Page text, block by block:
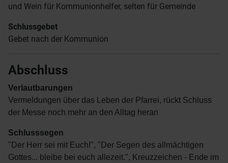
und Wein für Kommunionhelfer, selten für Gemeinde
Schlussgebet
Gebet nach der Kommunion
Abschluss
Verlautbarungen
Vermeldungen über das Leben der Pfarrei, rückt Schluss
der Messe noch mehr an den Alltag heran
Schlusssegen
"Der Herr sei mit Euch!", "Der Segen des allmächtigen
Gottes... bleibe bei euch allezeit.", Kreuzzeichen - Ende im